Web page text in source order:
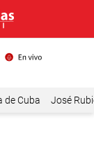
de Cuba José